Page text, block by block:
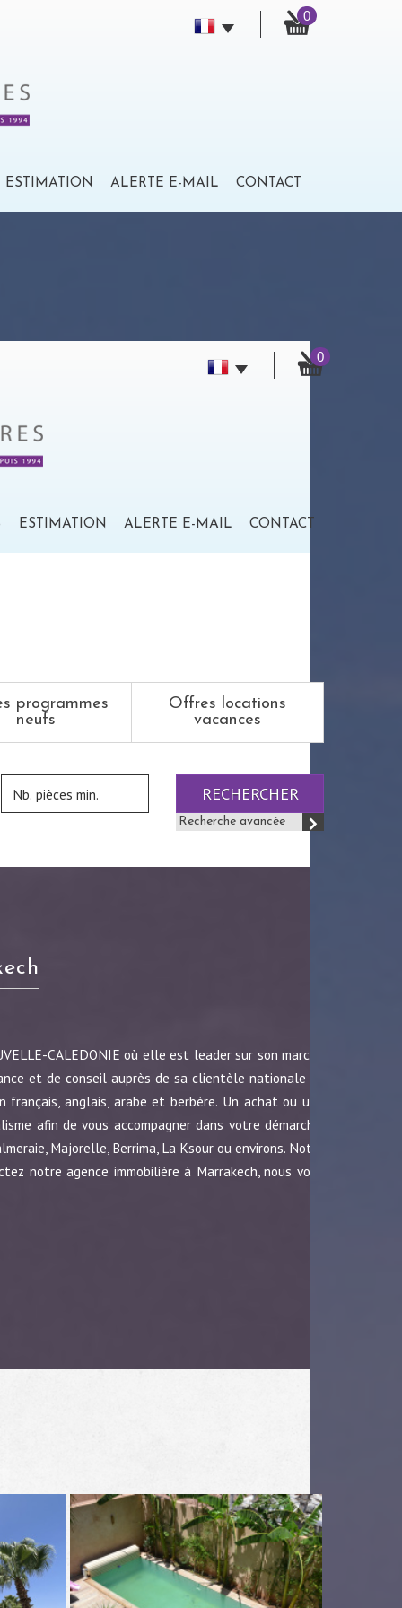
0
ESTIMATION ALERTE E-MAIL CONTACT
0
ESTIMATION ALERTE E-MAIL CONTACT
programmes
neufs
Offres locations
vacances
RECHERCHER
Recherche avancée
CALEDONIE où elle est leader sur son marché
et de conseil auprès de sa clientèle nationale et
anglais, arabe et berbère. Un achat ou une
afin de vous accompagner dans votre démarche.
Majorelle, Berrima, La Ksour ou environs. Notre
notre agence immobilière à Marrakech, nous vous